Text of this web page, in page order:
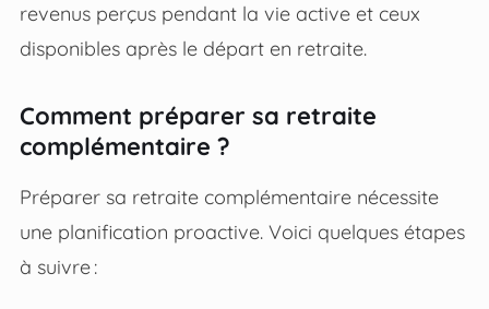
revenus perçus pendant la vie active et ceux
disponibles après le départ en retraite.
Comment préparer sa retraite
complémentaire ?
Préparer sa retraite complémentaire nécessite
une planification proactive. Voici quelques étapes
à suivre :